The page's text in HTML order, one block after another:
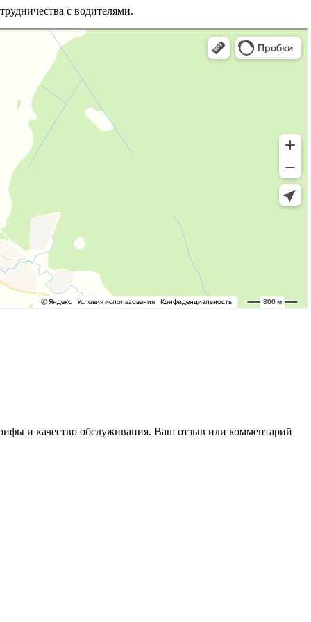
с водителями.
и качество обслуживания. Ваш отзыв или комментарий